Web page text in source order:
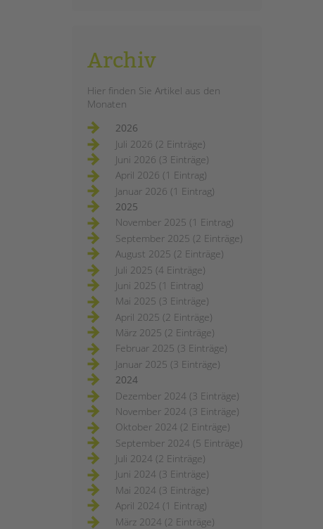
Archiv
Hier finden Sie Artikel aus den
Monaten
2026
Juli 2026 (2 Einträge)
Juni 2026 (3 Einträge)
April 2026 (1 Eintrag)
Januar 2026 (1 Eintrag)
2025
November 2025 (1 Eintrag)
September 2025 (2 Einträge)
August 2025 (2 Einträge)
Juli 2025 (4 Einträge)
Juni 2025 (1 Eintrag)
Mai 2025 (3 Einträge)
April 2025 (2 Einträge)
März 2025 (2 Einträge)
Februar 2025 (3 Einträge)
Januar 2025 (3 Einträge)
2024
Dezember 2024 (3 Einträge)
November 2024 (3 Einträge)
Oktober 2024 (2 Einträge)
September 2024 (5 Einträge)
Juli 2024 (2 Einträge)
Juni 2024 (3 Einträge)
Mai 2024 (3 Einträge)
April 2024 (1 Eintrag)
März 2024 (2 Einträge)